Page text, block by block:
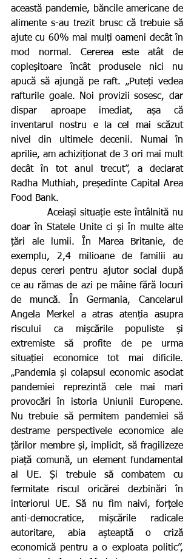
această pandemie, băncile americane de
alimente s-au trezit brusc că trebuie să
ajute cu 60% mai mulți oameni decât în
mod normal. Cererea este atât de
copleșitoare încât produsele nici nu
apucă să ajungă pe raft. „Puteți vedea
rafturile goale. Noi provizii sosesc, dar
dispar aproape imediat, așa că
inventarul nostru e la cel mai scăzut
nivel din ultimele decenii. Numai în
aprilie, am achiziționat de 3 ori mai mult
decât în tot anul trecut”, a declarat
Radha Muthiah, președinte Capital Area
Food Bank.
doar în Statele Unite ci și în multe alte
țări ale lumii. În Marea Britanie, de
exemplu, 2,4 milioane de familii au
depus cereri pentru ajutor social după
ce au rămas de azi pe mâine fără locuri
de muncă. În Germania, Cancelarul
Angela Merkel a atras atenția asupra
riscului ca mișcările populiste și
extremiste să profite de pe urma
situației economice tot mai dificile.
„Pandemia și colapsul economic asociat
pandemiei reprezintă cele mai mari
provocări în istoria Uniunii Europene.
Nu trebuie să permitem pandemiei să
destrame perspectivele economice ale
țărilor membre și, implicit, să fragilizeze
piață comună, un element fundamental
al UE. Și trebuie să combatem cu
fermitate riscul oricărei dezbinări în
interiorul UE. Să nu fim naivi, forțele
anti-democratice, mișcările radicale
autoritare, abia așteaptă o criză
economică pentru a o exploata politic”,